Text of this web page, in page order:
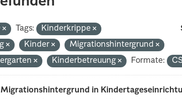
Tags:
Kinderkrippe
Kinder
Migrationshintergrund
Kinderbetreuung Formate:
in